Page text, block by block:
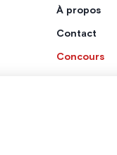
À propos
Contact
Concours